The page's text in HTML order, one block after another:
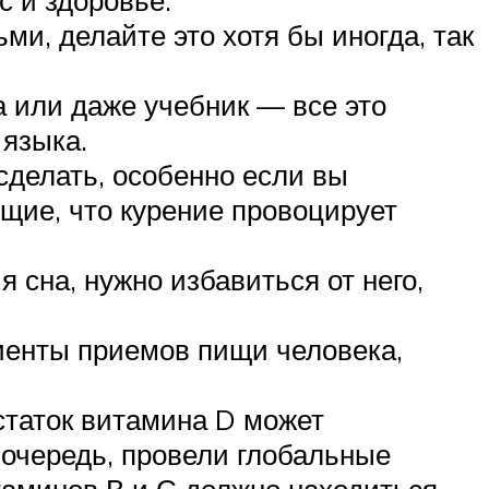
делайте это хотя бы иногда, так
или даже учебник — все это
особенно если вы
что курение провоцирует
нужно избавиться от него,
приемов пищи человека,
витамина D может
провели глобальные